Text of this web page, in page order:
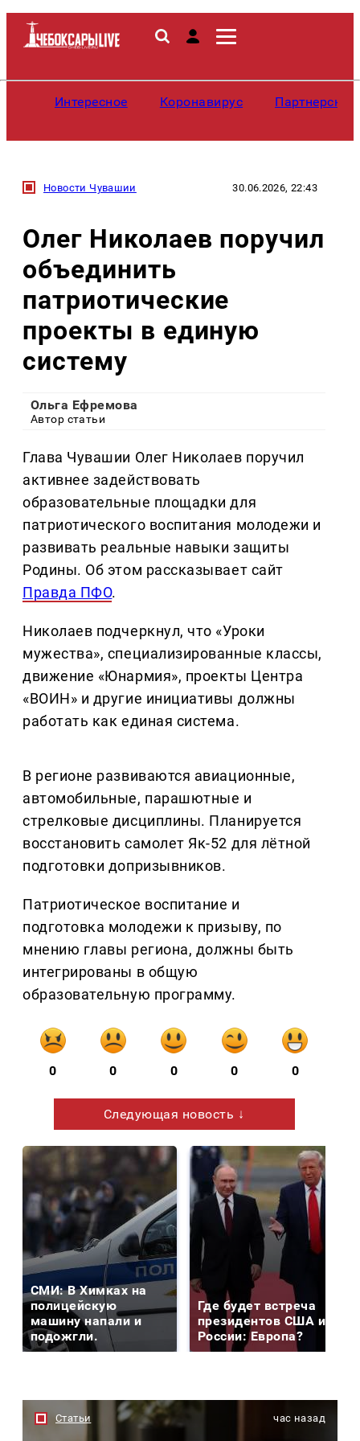
Интересное Коронавирус
Новости Чувашии 30.06.2026, 22:43
Олег Николаев поручил
объединить
патриотические
проекты в единую
систему
Ольга Ефремова
Автор статьи
Глава Чувашии Олег Николаев поручил
активнее задействовать
образовательные площадки для
патриотического воспитания молодежи и
развивать реальные навыки защиты
Родины. Об этом рассказывает сайт
Правда ПФО.
Николаев подчеркнул, что «Уроки
мужества», специализированные классы,
движение «Юнармия», проекты Центра
«ВОИН» и другие инициативы должны
работать как единая система.
В регионе развиваются авиационные,
автомобильные, парашютные и
стрелковые дисциплины. Планируется
восстановить самолет Як-52 для лётной
подготовки допризывников.
Патриотическое воспитание и
подготовка молодежи к призыву, по
мнению главы региона, должны быть
интегрированы в общую
образовательную программу.
0 0 0 0 0
Следующая новость ↓
СМИ: В Химках на
полицейскую
машину напали и
подожгли.
Где будет встреча
президентов США и
России: Европа?
Статьи час назад